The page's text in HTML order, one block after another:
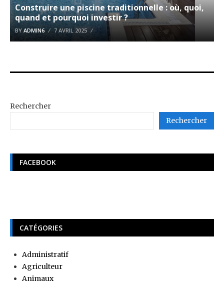
Construire une piscine traditionnelle : où, quoi,
quand et pourquoi investir ?
BY ADMIN6 7 AVRIL 2025
Rechercher
Rechercher
FACEBOOK
CATÉGORIES
Administratif
Agriculteur
Animaux